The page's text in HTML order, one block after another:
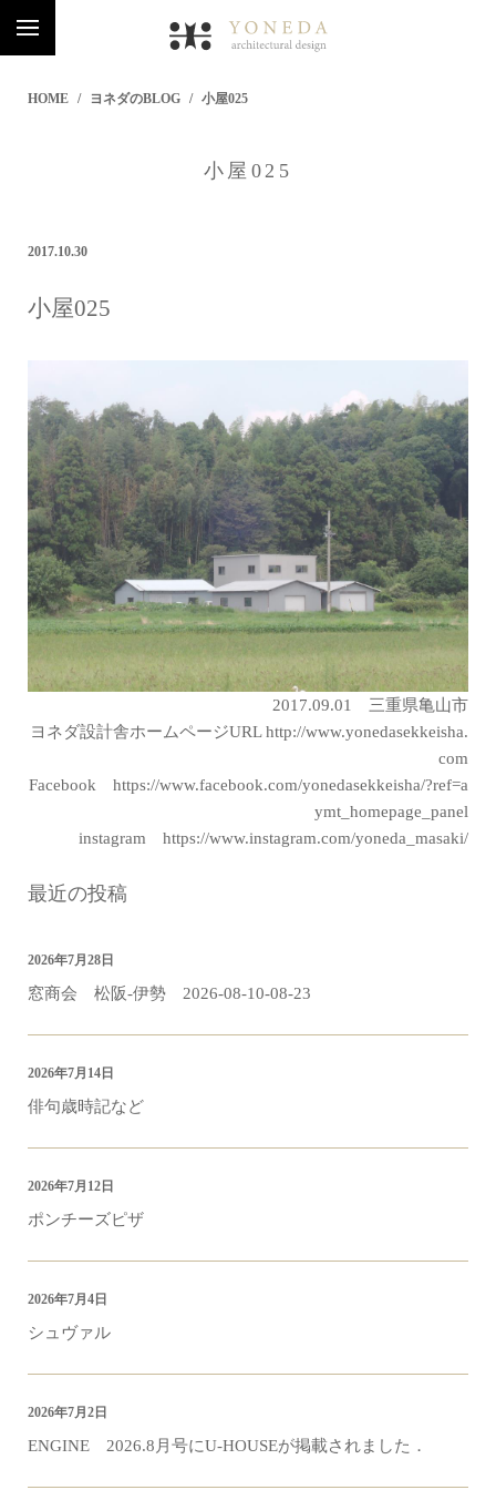
HOME ヨネダのBLOG 小屋025
小屋025
2017.10.30
小屋025
2017.09.01 三重県亀山市
ヨネダ設計舎ホームページURLhttp://www.yonedasekkeisha.
com
Facebook https://www.facebook.com/yonedasekkeisha/?ref=a
ymt_homepage_panel
instagram https://www.instagram.com/yoneda_masaki/
最近の投稿
窓商会 松阪-伊勢 2026-08-10-08-23
2026年7月28日
俳句歳時記など
2026年7月14日
ポンチーズピザ
2026年7月12日
シュヴァル
2026年7月4日
ENGINE 2026.8月号にU-HOUSEが掲載されました．
2026年7月2日